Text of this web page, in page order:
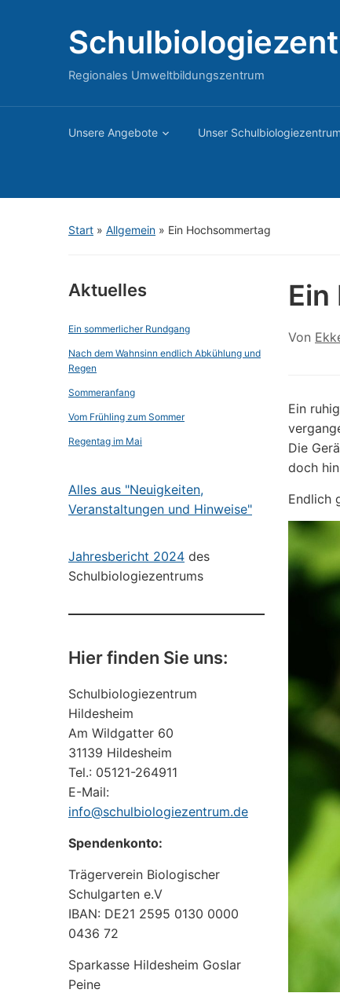
Regionales Umweltbildungszentrum
Unsere Angebote Unser Schulbiologiezentrum
Start » Allgemein » Ein Hochsommertag
Aktuelles
Ein sommerlicher Rundgang
Nach dem Wahnsinn endlich Abkühlung und
Regen
Sommeranfang
Vom Frühling zum Sommer
Regentag im Mai
Alles aus "Neuigkeiten,
Veranstaltungen und Hinweise"
Jahresbericht 2024 des
Schulbiologiezentrums
Hier finden Sie uns:
Schulbiologiezentrum
Hildesheim
Am Wildgatter 60
31139 Hildesheim
Tel.: 05121-264911
E-Mail:
info@schulbiologiezentrum.de
Spendenkonto:
Trägerverein Biologischer
Schulgarten e.V
IBAN: DE21 2595 0130 0000
0436 72
Sparkasse Hildesheim Goslar
Peine
Von
Ein
Die
doch
Endlich